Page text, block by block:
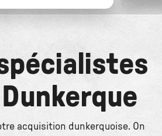
acquisition dunkerquoise. On